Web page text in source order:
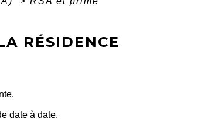
RÉSIDENCE
date à date.